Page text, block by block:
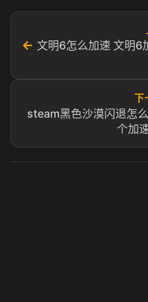
← 文明6怎么加速 文明6
下
steam黑色沙漠闪退怎
个加